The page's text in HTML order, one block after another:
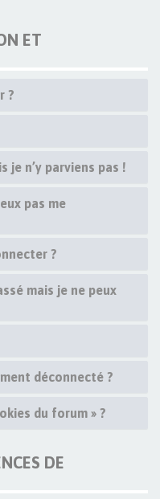
ET
?
je n’y parviens pas !
pas me
?
mais je ne peux
déconnecté ?
du forum » ?
DE